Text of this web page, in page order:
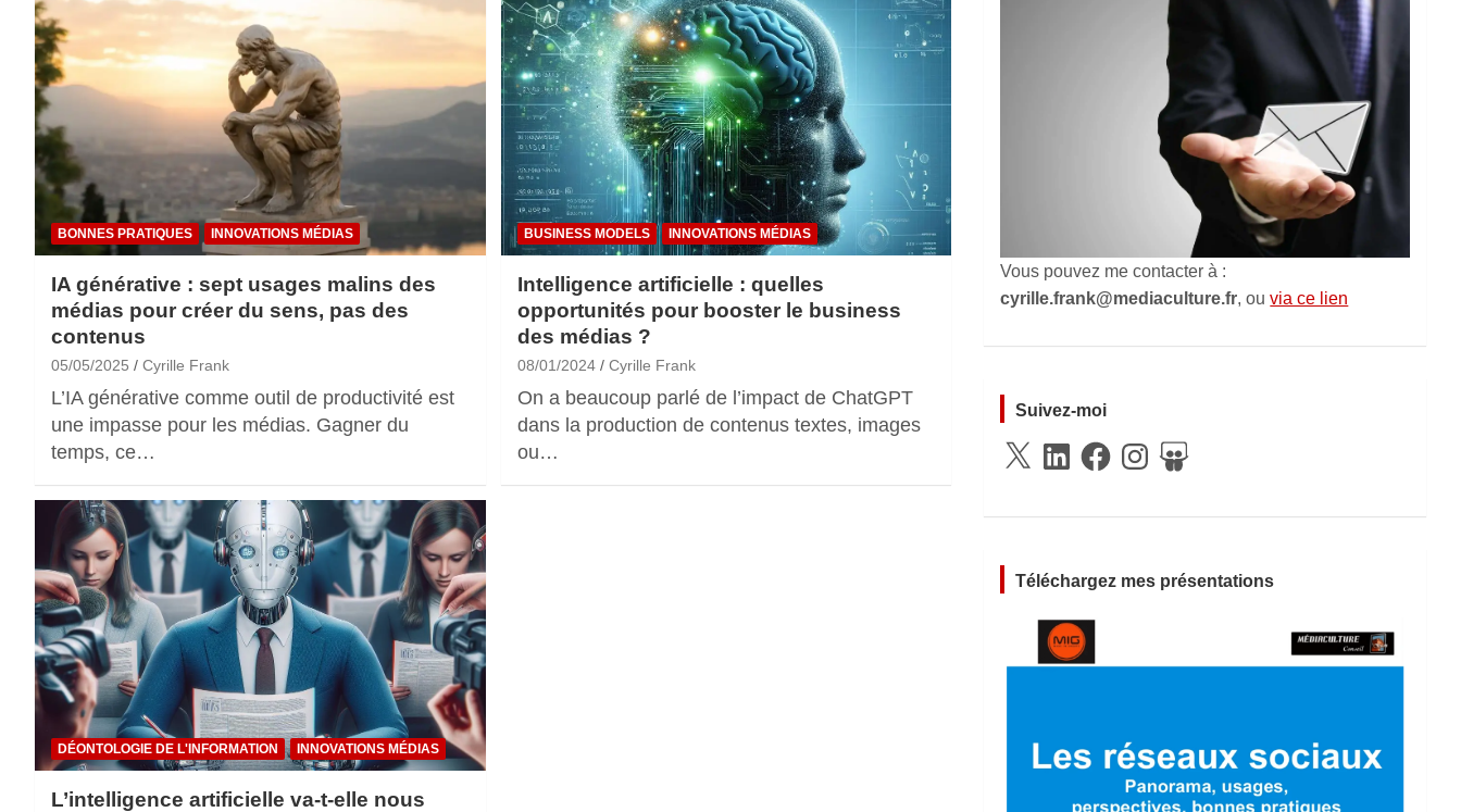
BONNES PRATIQUES INNOVATIONS MÉDIAS
IA générative : sept usages malins des
médias pour créer du sens, pas des
contenus
05/05/2025 Cyrille Frank
L’IA générative comme outil de productivité est
une impasse pour les médias. Gagner du
temps, ce…
BUSINESS MODELS INNOVATIONS MÉDIAS
Intelligence artificielle : quelles
opportunités pour booster le business
des médias ?
08/01/2024 Cyrille Frank
On a beaucoup parlé de l’impact de ChatGPT
dans la production de contenus textes, images
ou…
DÉONTOLOGIE DE L'INFORMATION INNOVATIONS MÉDIAS
L’intelligence artificielle va-t-elle nous
Vous pouvez me contacter à :
cyrille.frank@mediaculture.fr, ouvia ce lien
Suivez-moi
X
LinkedInFacebookInstagramSlideShare
Téléchargez mes présentations